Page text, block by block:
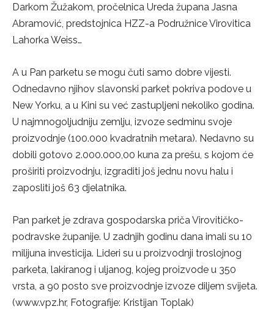
Darkom Žužakom, pročelnica Ureda župana Jasna
Abramović, predstojnica HZZ-a Podružnice Virovitica
Lahorka Weiss…
A u Pan parketu se mogu čuti samo dobre vijesti.
Odnedavno njihov slavonski parket pokriva podove u
New Yorku, a u Kini su već zastupljeni nekoliko godina.
U najmnogoljudniju zemlju, izvoze sedminu svoje
proizvodnje (100.000 kvadratnih metara). Nedavno su
dobili gotovo 2.000.000,00 kuna za prešu, s kojom će
proširiti proizvodnju, izgraditi još jednu novu halu i
zaposliti još 63 djelatnika.
Pan parket je zdrava gospodarska priča Virovitičko-
podravske županije. U zadnjih godinu dana imali su 10
milijuna investicija. Lideri su u proizvodnji troslojnog
parketa, lakiranog i uljanog, kojeg proizvode u 350
vrsta, a 90 posto sve proizvodnje izvoze diljem svijeta.
(www.vpz.hr, Fotografije: Kristijan Toplak)